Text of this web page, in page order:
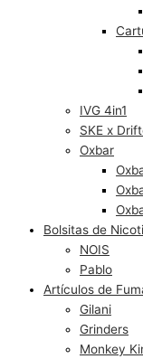
IVG 4in1
SKE x
Oxbar
Bolsitas de
NOIS
Pablo
Artículos de
Gilani
Grinders
Monkey